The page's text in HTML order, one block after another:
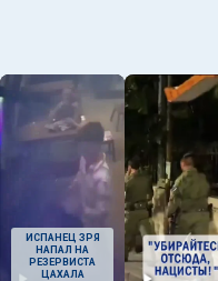
ИСПАНЕЦ ЗРЯ
НАПАЛ НА
РЕЗЕРВИСТА
ЦАХАЛА